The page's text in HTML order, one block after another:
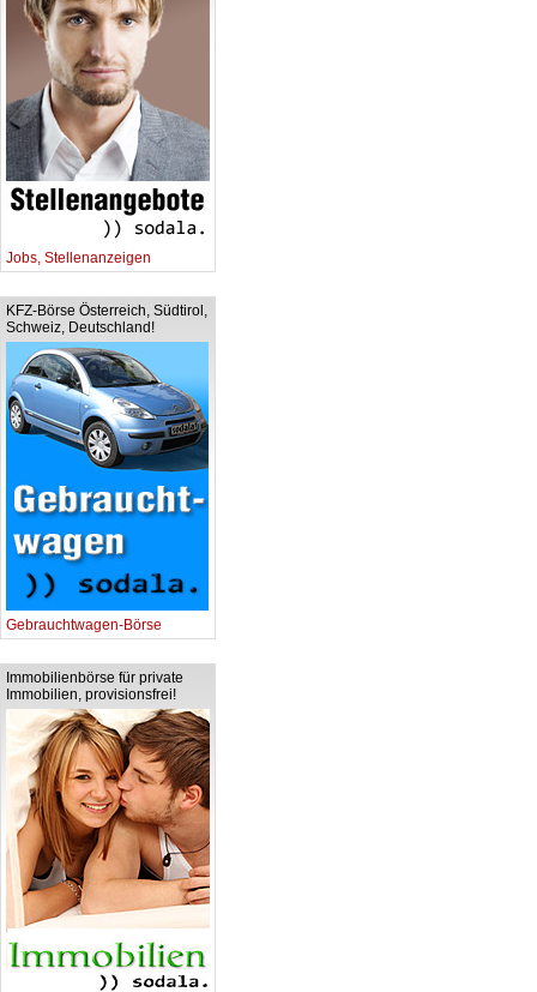
Jobs, Stellenanzeigen
KFZ-Börse Österreich, Südtirol,
Schweiz, Deutschland!
Gebrauchtwagen-Börse
Immobilienbörse für private
Immobilien, provisionsfrei!